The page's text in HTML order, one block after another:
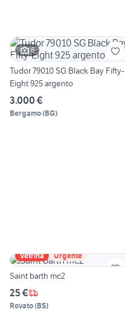
6
Tudor 79010 SG Black Bay Fifty-
Eight 925 argento
3.000 €
Bergamo(BG)
Vetrina
Urgente
Saint barth mc2
25 €
Rovato(BS)